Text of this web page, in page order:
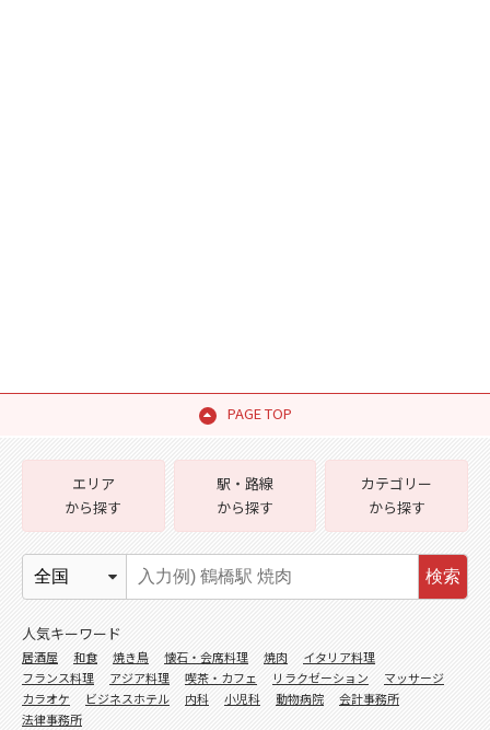
PAGE TOP
エリア
から探す
駅・路線
から探す
カテゴリー
から探す
検索
人気キーワード
居酒屋 和食 焼き鳥 懐石・会席料理 焼肉
イタリア料理
フランス料理
アジア料理 喫茶・カフェ リラクゼーション
マッサージ
カラオケ
ビジネスホテル 内科 小児科 動物病院
会計事務所
法律事務所